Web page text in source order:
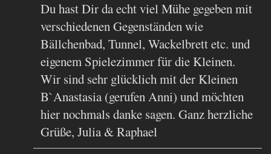
Du hast Dir da echt viel Mühe gegeben mit
verschiedenen Gegenständen wie
Bällchenbad, Tunnel, Wackelbrett etc. und
eigenem Spielezimmer für die Kleinen.
Wir sind sehr glücklich mit der Kleinen
B`Anastasia (gerufen Anni) und möchten
hier nochmals danke sagen. Ganz herzliche
Grüße, Julia & Raphael